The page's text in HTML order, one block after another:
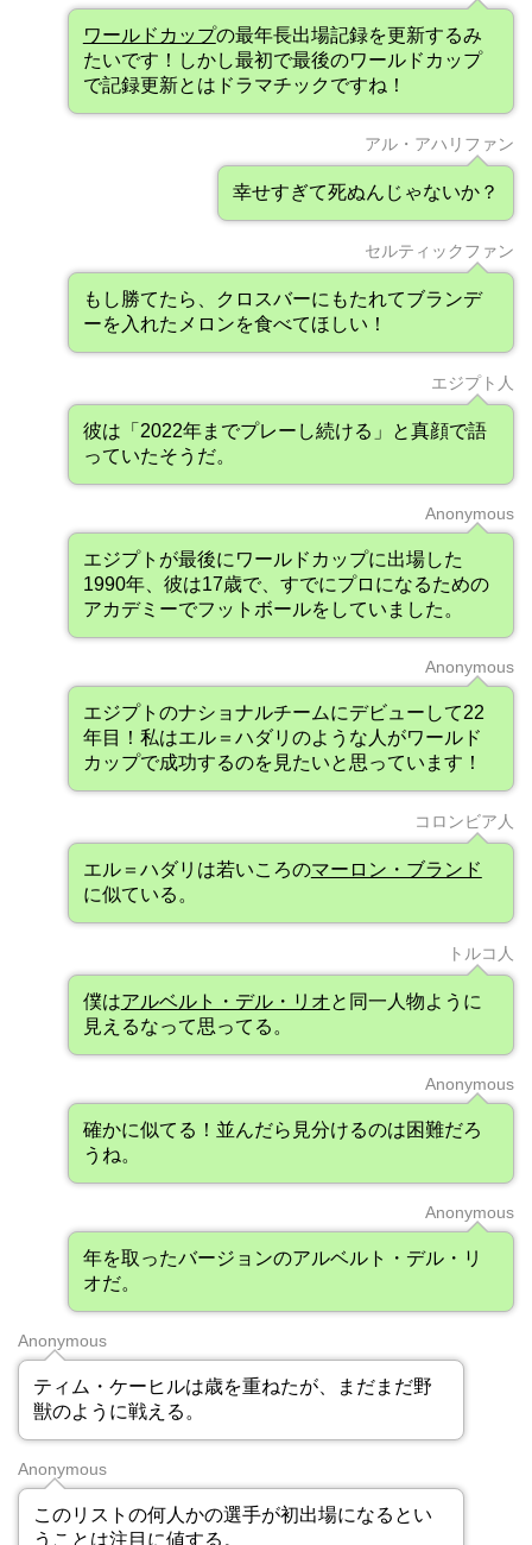
ワールドカップの最年長出場記録を更新するみ
たいです！しかし最初で最後のワールドカップ
で記録更新とはドラマチックですね！
アル・アハリファン
幸せすぎて死ぬんじゃないか？
セルティックファン
もし勝てたら、クロスバーにもたれてブランデ
ーを入れたメロンを食べてほしい！
エジプト人
彼は「2022年までプレーし続ける」と真顔で語
っていたそうだ。
Anonymous
エジプトが最後にワールドカップに出場した
1990年、彼は17歳で、すでにプロになるための
アカデミーでフットボールをしていました。
Anonymous
エジプトのナショナルチームにデビューして22
年目！私はエル＝ハダリのような人がワールド
カップで成功するのを見たいと思っています！
コロンビア人
エル＝ハダリは若いころのマーロン・ブランド
に似ている。
トルコ人
僕はアルベルト・デル・リオと同一人物ように
見えるなって思ってる。
Anonymous
確かに似てる！並んだら見分けるのは困難だろ
うね。
Anonymous
年を取ったバージョンのアルベルト・デル・リ
オだ。
Anonymous
ティム・ケーヒルは歳を重ねたが、まだまだ野
獣のように戦える。
Anonymous
このリストの何人かの選手が初出場になるとい
うことは注目に値する。